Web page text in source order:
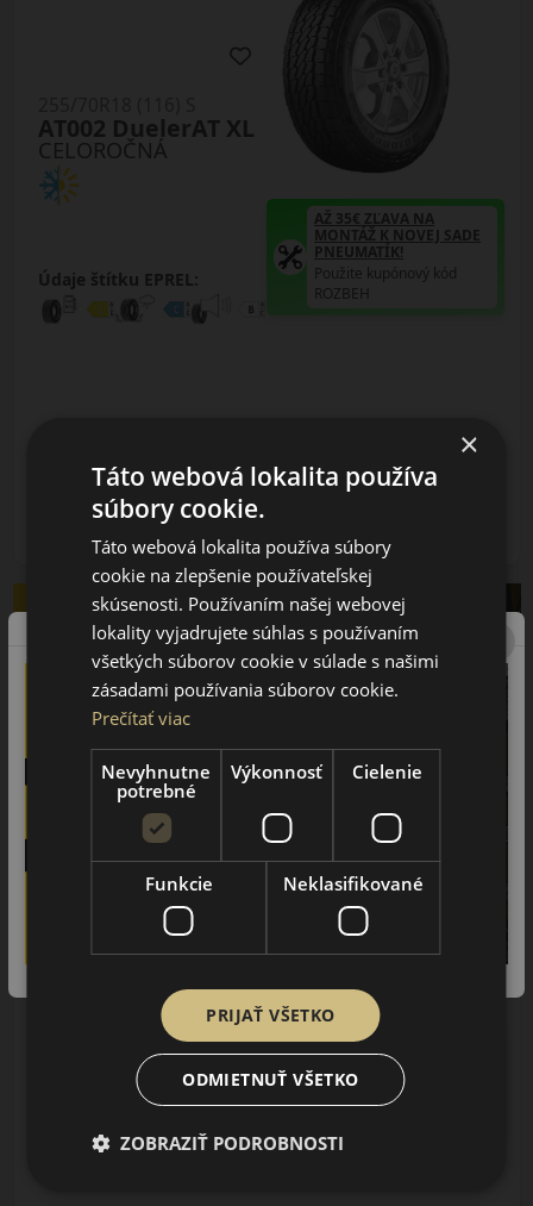
CELOROČNÁ
AT002 DuelerAT XL
Údaje štítku EPREL:
AŽ 35€ ZĽAVA NA
MONTÁŽ K NOVEJ SADE
PNEUMATÍK!
Použite kupónový kód
ROZBEH
164.50 EUR
154.75 EUR
ks
AT002 DuelerAT
255/70R16 (111) T
Údaje štítku EPREL:
AŽ 35€ ZĽAVA NA
MONTÁŽ K NOVEJ SADE
PNEUMATÍK!
Použite kupónový kód
×
Táto webová lokalita používa
súbory cookie.
Táto webová lokalita používa súbory
cookie na zlepšenie používateľskej
skúsenosti. Používaním našej webovej
lokality vyjadrujete súhlas s používaním
všetkých súborov cookie v súlade s našimi
zásadami používania súborov cookie.
Prečítať viac
Nevyhnutne
potrebné
Výkonnosť Cielenie
Funkcie Neklasifikované
PRIJAŤ VŠETKO
ODMIETNUŤ VŠETKO
ZOBRAZIŤ PODROBNOSTI